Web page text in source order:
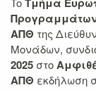
ΑΠΘ της
Μονάδων,
2025 στο
ΑΠΘ εκδήλωση